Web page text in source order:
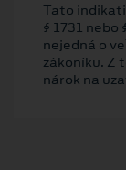
Tato
§ 1731 nebo
nejedná o
zákoníku. Z
nárok na